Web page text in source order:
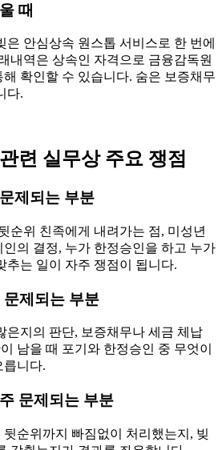
때
안심상속 원스톱 서비스로 한 번에
내역은 상속인 자격으로 금융감독원
확인할 수 있습니다. 숨은 보증채무
다.
련 실무상 주요 쟁점
제되는 부분
순위 친족에게 내려가는 점, 미성년
의 결정, 누가 한정승인을 하고 누가
추는 일이 자주 쟁점이 됩니다.
문제되는 부분
은지의 판단, 보증채무나 세금 체납
남을 때 포기와 한정승인 중 무엇이
릅니다.
문제되는 부분
순위까지 빠짐없이 처리했는지, 빚